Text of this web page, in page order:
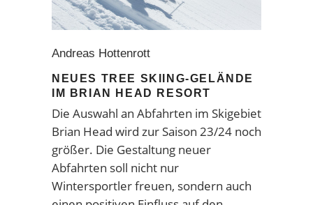
Andreas Hottenrott
NEUES TREE SKIING-GELÄNDE
IM BRIAN HEAD RESORT
Die Auswahl an Abfahrten im Skigebiet
Brian Head wird zur Saison 23/24 noch
größer. Die Gestaltung neuer
Abfahrten soll nicht nur
Wintersportler freuen, sondern auch